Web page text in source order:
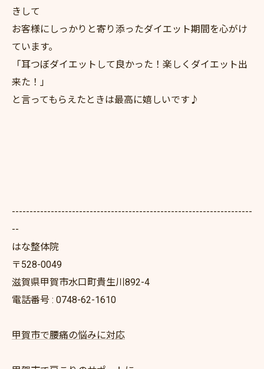
きして
お客様にしっかりと寄り添ったダイエット期間を心がけ
ています。
「耳つぼダイエットして良かった！楽しくダイエット出
来た！」
と言ってもらえたときは最高に嬉しいです♪
--------------------------------------------------------------------
--
はな整体院
〒528-0049
滋賀県甲賀市水口町貴生川892-4
電話番号 : 0748-62-1610
甲賀市で腰痛の悩みに対応